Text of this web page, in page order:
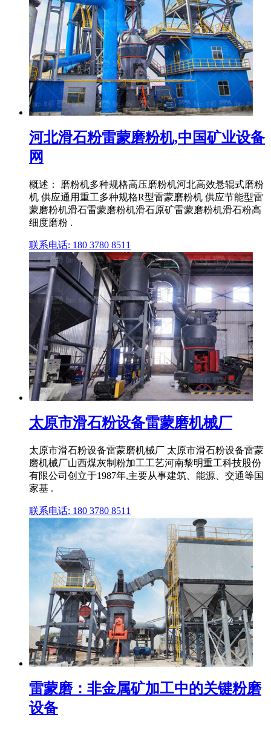
河北滑石粉雷蒙磨粉机,中国矿业设备
网
概述： 磨粉机多种规格高压磨粉机河北高效悬辊式磨粉
机 供应通用重工多种规格R型雷蒙磨粉机 供应节能型雷
蒙磨粉机滑石雷蒙磨粉机滑石原矿雷蒙磨粉机滑石粉高
细度磨粉 .
联系电话: 180 3780 8511
太原市滑石粉设备雷蒙磨机械厂
太原市滑石粉设备雷蒙磨机械厂 太原市滑石粉设备雷蒙
磨机械厂山西煤灰制粉加工工艺河南黎明重工科技股份
有限公司创立于1987年,主要从事建筑、能源、交通等国
家基 .
联系电话: 180 3780 8511
雷蒙磨：非金属矿加工中的关键粉磨
设备